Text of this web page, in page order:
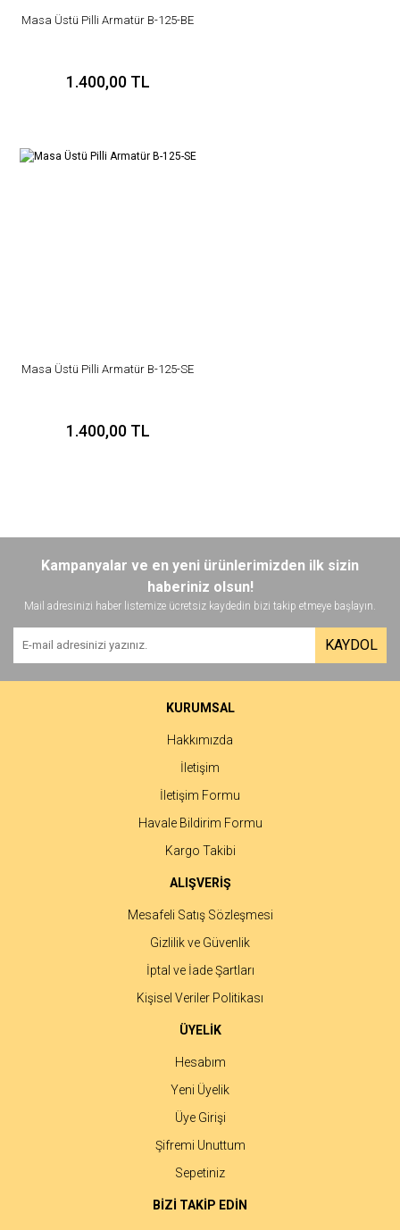
Masa Üstü Pilli Armatür B-125-BE
1.400,00 TL
Masa Üstü Pilli Armatür B-125-SE
1.400,00 TL
Kampanyalar ve en yeni ürünlerimizden ilk sizin
haberiniz olsun!
Mail adresinizi haber listemize ücretsiz kaydedin bizi takip etmeye başlayın.
KAYDOL
KURUMSAL
Hakkımızda
İletişim
İletişim Formu
Havale Bildirim Formu
Kargo Takibi
ALIŞVERİŞ
Mesafeli Satış Sözleşmesi
Gizlilik ve Güvenlik
İptal ve İade Şartları
Kişisel Veriler Politikası
ÜYELİK
Hesabım
Yeni Üyelik
Üye Girişi
Şifremi Unuttum
Sepetiniz
BİZİ TAKİP EDİN